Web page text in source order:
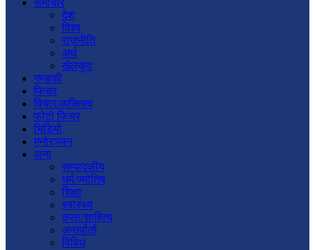
समाचार
देश
विश्व
राजनीति
अर्थ
खेलकुद
गण्डकी
फिचर
विचार/व्यक्तित्व
फोटो फिचर
भिडियो
मनोरञ्जन
अन्य
सम्पादकीय
धर्म/ज्योतिष
शिक्षा
स्वास्थ्य
कला/साहित्य
अन्तर्वार्ता
विविध